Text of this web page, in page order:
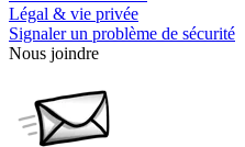
Légal & vie privée
Signaler un problème de sécurité
Nous joindre